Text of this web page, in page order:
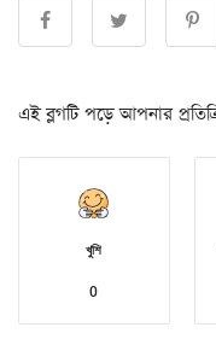
এই ব্লগটি পড়ে আপনার
খুশি
0